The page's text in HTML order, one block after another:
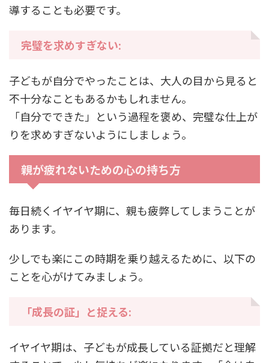
導することも必要です。
完璧を求めすぎない:
子どもが自分でやったことは、大人の目から見ると
不十分なこともあるかもしれません。
「自分でできた」という過程を褒め、完璧な仕上が
りを求めすぎないようにしましょう。
親が疲れないための心の持ち方
毎日続くイヤイヤ期に、親も疲弊してしまうことが
あります。
少しでも楽にこの時期を乗り越えるために、以下の
ことを心がけてみましょう。
「成長の証」と捉える:
イヤイヤ期は、子どもが成長している証拠だと理解